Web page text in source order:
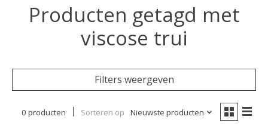
Producten getagd met
viscose trui
Filters weergeven
0 producten Sorteren op Nieuwste producten